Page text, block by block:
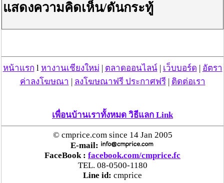
แสดงความคิดเห็น/ดันกระทู้
หน้าแรก l หางานเชียงใหม่ | ตลาดออนไลน์| เว็บบอร์ด | อัตรา
ค่าลงโฆษณา | ลงโฆษณาฟรี ประกาศฟรี| ติดต่อเรา
เพื่อนบ้านเราทั้งหมด วิธีแลก Link
© cmprice.com since 14 Jan 2005
E-mail:
FaceBook : facebook.com/cmprice.fc
TEL. 08-0500-1180
Line id: cmprice